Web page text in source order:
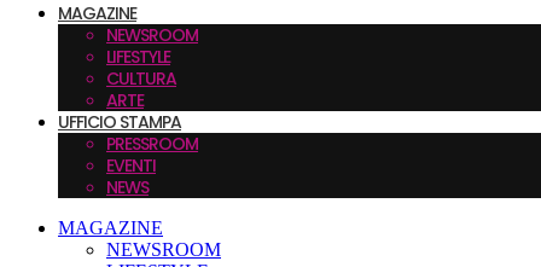
MAGAZINE
NEWSROOM
LIFESTYLE
CULTURA
ARTE
UFFICIO STAMPA
PRESSROOM
EVENTI
NEWS
MAGAZINE
NEWSROOM